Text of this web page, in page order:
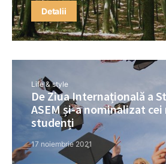
Detalii
Life & style
De Ziua Internațională a
ASEM și-a nominalizat
studenți
17 noiembrie 2021